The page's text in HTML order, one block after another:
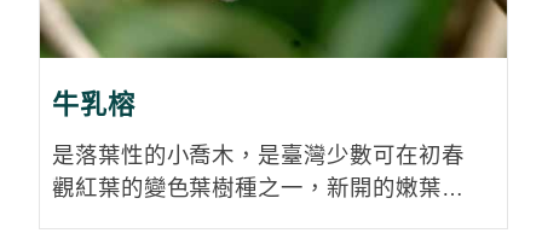
牛乳榕
是落葉性的小喬木，是臺灣少數可在初春
觀紅葉的變色葉樹種之一，新開的嫩葉初